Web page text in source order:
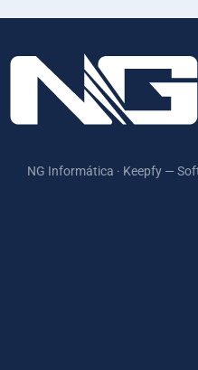
NG Informática · Keepfy —